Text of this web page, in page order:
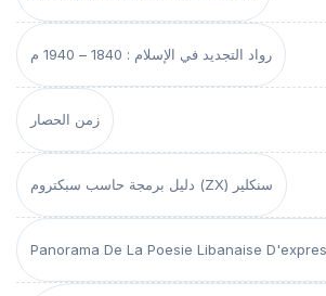
رواد التجديد في الإسلام : 1840 – 1940 م
زمن الحصار
دليل برمجة حاسب سبكتروم (ZX) سنكلير
Panorama De La Poesie Libanaise